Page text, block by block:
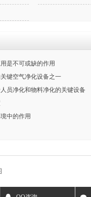
是不可或缺的作用
键空气净化设备之一
员净化和物料净化的关键设备
中的作用